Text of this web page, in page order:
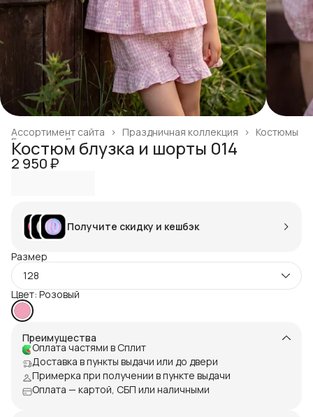
Костюмы
Праздничная коллекция ›
Ассортимент сайта ›
Готовая продукция
Главная
Костюм блузка и шорты 014
2 950 ₽
Получите скидку и кешбэк
Размер
128
Цвет: Розовый
Преимущества
Оплата частями в Сплит
Доставка в пункты выдачи или до двери
Примерка при получении в пункте выдачи
Оплата — картой, СБП или наличными